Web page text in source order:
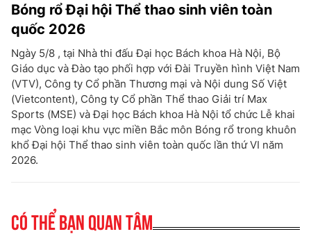
Bóng rổ Đại hội Thể thao sinh viên toàn
quốc 2026
Ngày 5/8 , tại Nhà thi đấu Đại học Bách khoa Hà Nội, Bộ
Giáo dục và Đào tạo phối hợp với Đài Truyền hình Việt Nam
(VTV), Công ty Cổ phần Thương mại và Nội dung Số Việt
(Vietcontent), Công ty Cổ phần Thể thao Giải trí Max
Sports (MSE) và Đại học Bách khoa Hà Nội tổ chức Lễ khai
mạc Vòng loại khu vực miền Bắc môn Bóng rổ trong khuôn
khổ Đại hội Thể thao sinh viên toàn quốc lần thứ VI năm
2026.
Có thể bạn quan tâm